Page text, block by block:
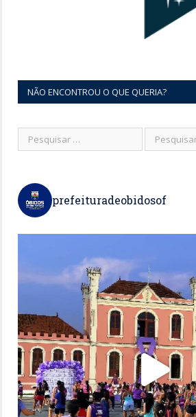
NÃO ENCONTROU O QUE QUERIA?
prefeituradeobidosof